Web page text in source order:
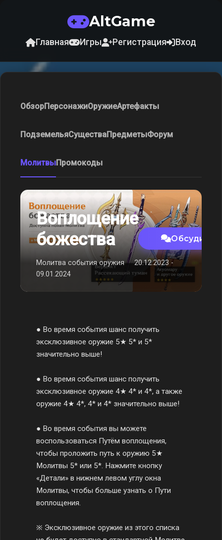
AltGame
Главная Игры Регистрация Вход
ОбзорПерсонажиОружиеАртефакты
ПодземельяСуществаПредметыФорум
МолитвыПромокоды
Воплощение
божества
Обсудить
Молитва события оружия
20.12.2023 -
09.01.2024
● Во время события шанс получить
эксклюзивное оружие 5★ 5* и 5*
значительно выше!
● Во время события шанс получить
эксклюзивное оружие 4★ 4* и 4*, а также
оружие 4★ 4*, 4* и 4* значительно выше!
● Во время события вы можете
воспользоваться Путём воплощения,
чтобы проложить путь к оружию 5★
Молитвы 5* или 5*. Нажмите кнопку
«Детали» в нижнем левом углу окна
Молитвы, чтобы больше узнать о Пути
воплощения.
※ Эксклюзивное оружие из этого списка